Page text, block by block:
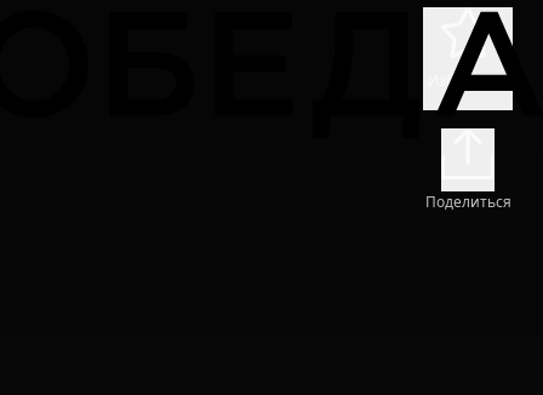
Избранное
Поделиться